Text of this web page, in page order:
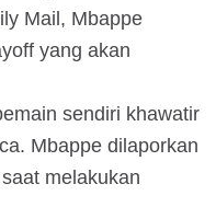
Mail, Mbappe
yang akan
sendiri khawatir
Mbappe dilaporkan
melakukan